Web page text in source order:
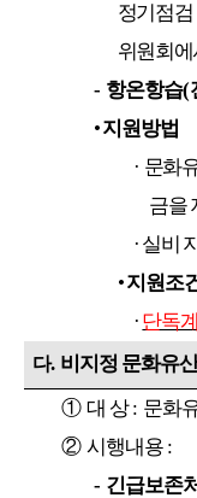
정기점
위원회
- 항온항습(
•지원방법
· 문화
금을
· 실비
•지원조
· 단독
다. 비지정 문화유
①대 상: 문화
②시행내용 :
- 긴급보존